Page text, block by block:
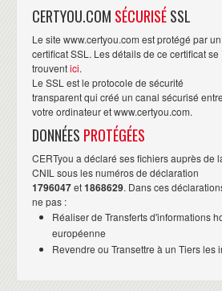
CERTYOU.COM SÉCURISÉSSL
Le site www.certyou.com est protégé par un
certificat SSL. Les détails de ce certificat se
trouventici.
Le SSL est le protocole de sécurité
transparent qui créé un canal sécurisé entre
votre ordinateur et www.certyou.com.
DONNÉES PROTÉGÉES
CERTyou a déclaré ses fichiers auprès de
CNIL sous les numéros de déclaration
1796047et1868629. Dans ces
ne pas :
Réaliser de Transferts d'informations
européenne
Revendre ou Transettre à un Tiers les